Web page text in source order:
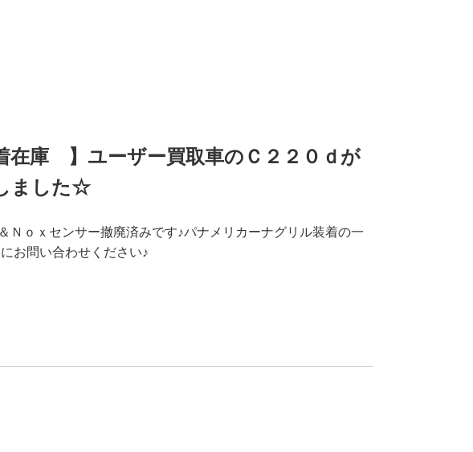
在庫 】ユーザー買取車のＣ２２０ｄが
ました☆
Ｎｏｘセンサー撤廃済みです♪パナメリカーナグリル装着の一
お問い合わせください♪